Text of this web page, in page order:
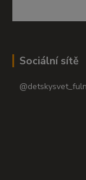
Sociální sítě